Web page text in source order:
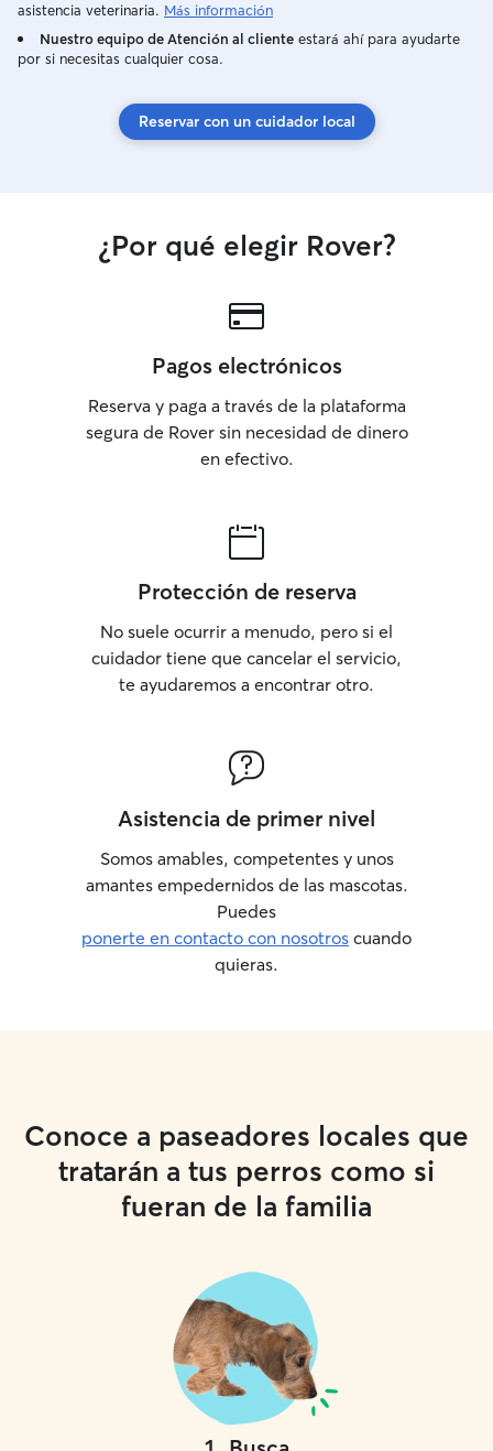
asistencia veterinaria. Más información
Nuestro equipo de Atención al cliente estará ahí para ayudarte
por si necesitas cualquier cosa.
Reservar con un cuidador local
¿Por qué elegir Rover?
Pagos electrónicos
Reserva y paga a través de la plataforma
segura de Rover sin necesidad de dinero
en efectivo.
Protección de reserva
No suele ocurrir a menudo, pero si el
cuidador tiene que cancelar el servicio,
te ayudaremos a encontrar otro.
Asistencia de primer nivel
Somos amables, competentes y unos
amantes empedernidos de las mascotas.
Puedes
ponerte en contacto con nosotros cuando
quieras.
Conoce a paseadores locales que
tratarán a tus perros como si
fueran de la familia